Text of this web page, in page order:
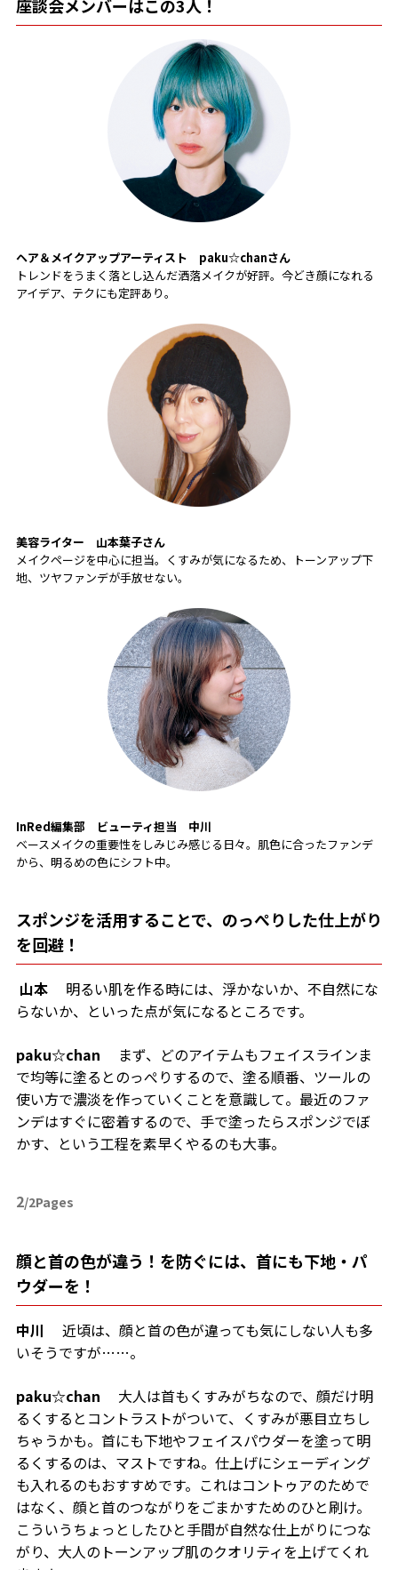
座談会メンバーはこの3人！
ヘア＆メイクアップアーティスト paku☆chanさん
トレンドをうまく落とし込んだ洒落メイクが好評。今どき顔になれる
アイデア、テクにも定評あり。
美容ライター 山本葉子さん
メイクページを中心に担当。くすみが気になるため、トーンアップ下
地、ツヤファンデが手放せない。
InRed編集部 ビューティ担当 中川
ベースメイクの重要性をしみじみ感じる日々。肌色に合ったファンデ
から、明るめの色にシフト中。
スポンジを活用することで、のっぺりした仕上がり
を回避！
山本明るい肌を作る時には、浮かないか、不自然にな
らないか、といった点が気になるところです。
paku☆chan
まず、どのアイテムもフェイスラインま
で均等に塗るとのっぺりするので、塗る順番、ツールの
使い方で濃淡を作っていくことを意識して。最近のファ
ンデはすぐに密着するので、手で塗ったらスポンジでぼ
かす、という工程を素早くやるのも大事。
2/2Pages
顔と首の色が違う！を防ぐには、首にも下地・パ
ウダーを！
中川 近頃は、顔と首の色が違っても気にしない人も多
いそうですが……。
paku☆chan 大人は首もくすみがちなので、顔だけ明
るくするとコントラストがついて、くすみが悪目立ちし
ちゃうかも。首にも下地やフェイスパウダーを塗って明
るくするのは、マストですね。仕上げにシェーディング
も入れるのもおすすめです。これはコントゥアのためで
はなく、顔と首のつながりをごまかすためのひと刷け。
こういうちょっとしたひと手間が自然な仕上がりにつな
がり、大人のトーンアップ肌のクオリティを上げてくれ